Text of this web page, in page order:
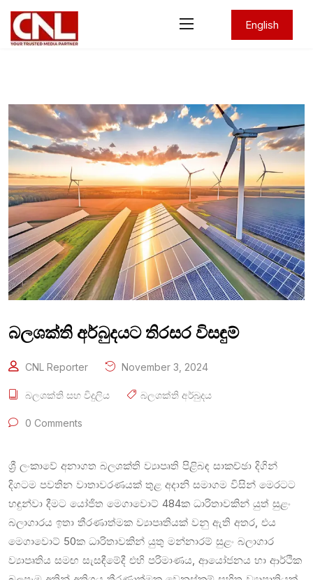
English
බලශක්ති අර්බුදයට තිරසර විසඳුම්
CNL Reporter November 3, 2024
බලශක්ති සහ විදුලිය බලශක්ති අර්බුදය
0 Comments
ශ්‍රී ලංකාවේ අනාගත බලශක්ති ව්‍යාපෘති පිළිබඳ සාකච්ඡා දිගින්
දිගටම පවතින වාතාවරණයක් තුළ අදානි සමාගම විසින් මෙරටට
හඳුන්වා දීමට යෝජිත මෙගාවොට් 484ක ධාරිතාවකින් යුත් සුළං
බලාගාරය ඉතා තීරණාත්මක ව්‍යාපෘතියක් වනු ඇති අතර, එය
මෙගාවොට් 50ක ධාරිතාවකින් යුතු මන්නාරම් සුළං බලාගාර
ව්‍යාපෘතිය සමඟ සැසඳීමේදී එහි පරිමාණය, ආයෝජනය හා ආර්ථික